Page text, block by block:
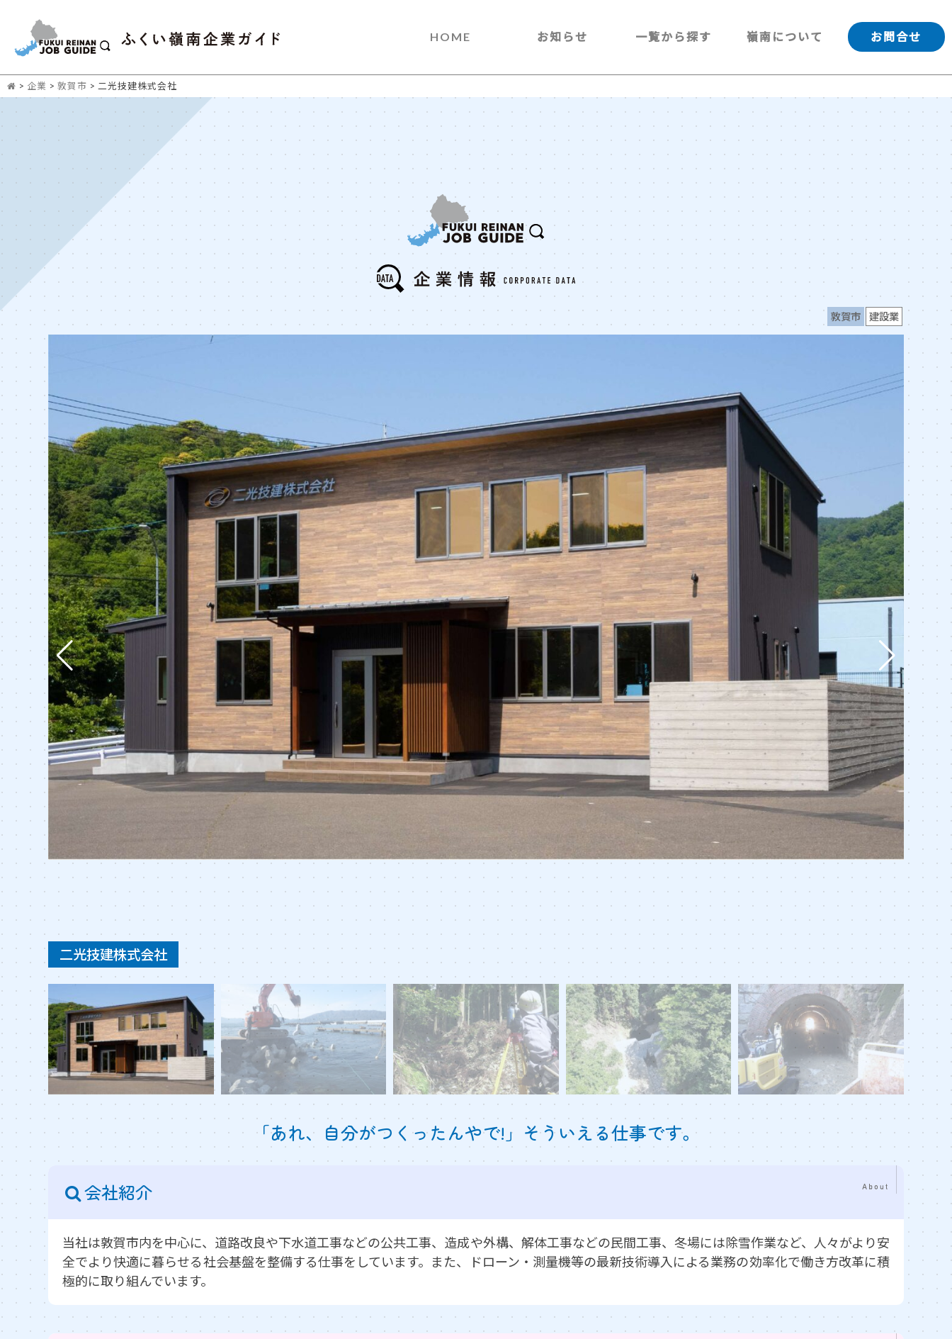
HOME お知らせ 一覧から探す 嶺南について お問合せ
> 企業 > 敦賀市 > 二光技建株式会社
敦賀市 建設業
二光技建株式会社
「あれ、自分がつくったんやで!」そういえる仕事です。
会社紹介
当社は敦賀市内を中心に、道路改良や下水道工事などの公共工事、造成や外構、解体工事などの民間工事、冬場には除雪作業など、人々がより安
全でより快適に暮らせる社会基盤を整備する仕事をしています。また、ドローン・測量機等の最新技術導入による業務の効率化で働き方改革に積
極的に取り組んでいます。